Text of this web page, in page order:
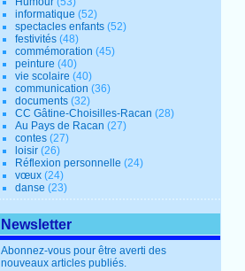
informatique (52)
spectacles enfants (52)
festivités (48)
commémoration (45)
peinture (40)
vie scolaire (40)
communication (36)
documents (32)
CC Gâtine-Choisilles-Racan (28)
Au Pays de Racan (27)
contes (27)
loisir (26)
Réflexion personnelle (24)
vœux (24)
danse (23)
Newsletter
Abonnez-vous pour être averti des
nouveaux articles publiés.